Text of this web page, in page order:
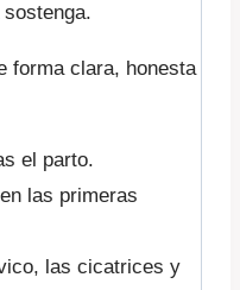
forma clara, honesta
el parto.
las primeras
las cicatrices y